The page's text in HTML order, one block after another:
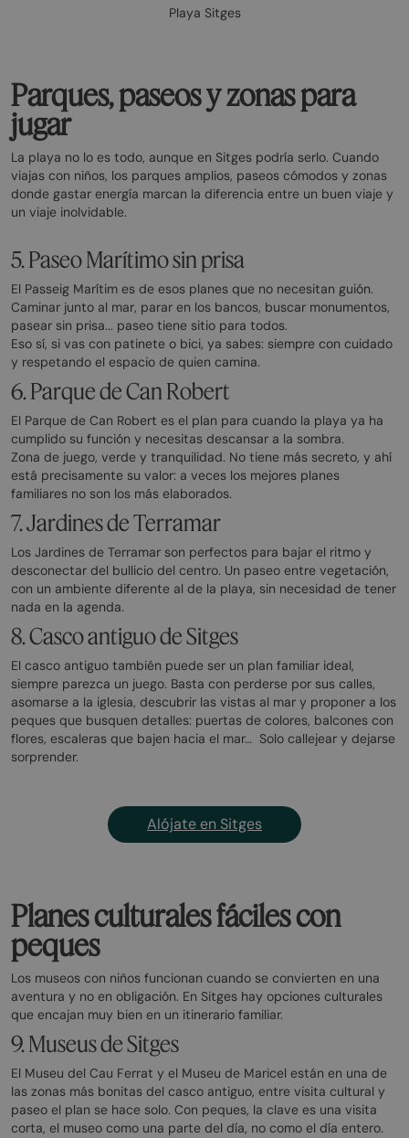
Playa Sitges
Parques, paseos y zonas para
jugar
La playa no lo es todo, aunque en Sitges podría serlo. Cuando
viajas con niños, los parques amplios, paseos cómodos y zonas
donde gastar energía marcan la diferencia entre un buen viaje y
un viaje inolvidable.
5. Paseo Marítimo sin prisa
El Passeig Marítim es de esos planes que no necesitan guión.
Caminar junto al mar, parar en los bancos, buscar monumentos,
pasear sin prisa... paseo tiene sitio para todos.
Eso sí, si vas con patinete o bici, ya sabes: siempre con cuidado
y respetando el espacio de quien camina.
6. Parque de Can Robert
El Parque de Can Robert es el plan para cuando la playa ya ha
cumplido su función y necesitas descansar a la sombra.
Zona de juego, verde y tranquilidad. No tiene más secreto, y ahí
está precisamente su valor: a veces los mejores planes
familiares no son los más elaborados.
7. Jardines de Terramar
Los Jardines de Terramar son perfectos para bajar el ritmo y
desconectar del bullicio del centro. Un paseo entre vegetación,
con un ambiente diferente al de la playa, sin necesidad de tener
nada en la agenda.
8. Casco antiguo de Sitges
El casco antiguo también puede ser un plan familiar ideal,
siempre parezca un juego. Basta con perderse por sus calles,
asomarse a la iglesia, descubrir las vistas al mar y proponer a los
peques que busquen detalles: puertas de colores, balcones con
flores, escaleras que bajen hacia el mar… Solo callejear y dejarse
sorprender.
Alójate en Sitges
Planes culturales fáciles con
peques
Los museos con niños funcionan cuando se convierten en una
aventura y no en obligación. En Sitges hay opciones culturales
que encajan muy bien en un itinerario familiar.
9. Museus de Sitges
El Museu del Cau Ferrat y el Museu de Maricel están en una de
las zonas más bonitas del casco antiguo, entre visita cultural y
paseo el plan se hace solo. Con peques, la clave es una visita
corta, el museo como una parte del día, no como el día entero.